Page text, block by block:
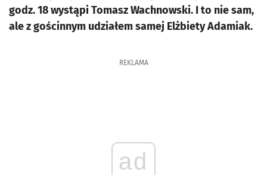
godz. 18 wystąpi Tomasz Wachnowski. I to nie sam,
ale z gościnnym udziałem samej Elżbiety Adamiak.
REKLAMA
ad